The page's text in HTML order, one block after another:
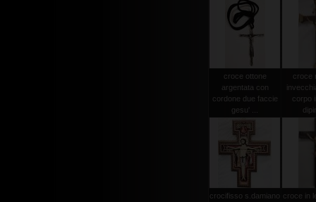
croce ottone
argentata con
cordone due faccie
gesu' ...
croce
corpo
crocifisso s.damiano
croce in